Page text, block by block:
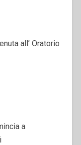
all’ Oratorio
a